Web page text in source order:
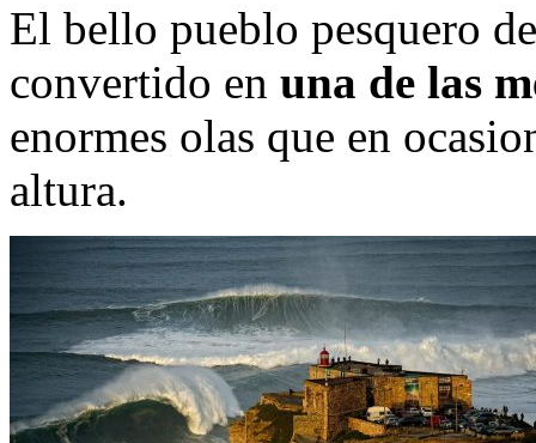
El bello pueblo pesquero
convertido en una de las
enormes olas que en
altura.